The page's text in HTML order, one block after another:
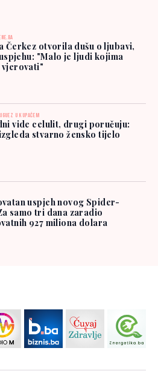
Čerkez otvorila dušu o ljubavi,
"Malo je ljudi kojima
vjerovati"
U KUPAĆEM
vide celulit, drugi poručuju:
stvarno žensko tijelo
uspjeh novog Spider-
samo tri dana zaradio
927 miliona dolara